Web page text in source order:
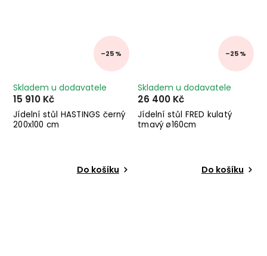
–25 %
Jídelní stůl HASTINGS černý
200x100 cm
Skladem u dodavatele
15 910 Kč
Do košíku
–25 %
Jídelní stůl FRED kulatý
tmavý ø160cm
Skladem u dodavatele
26 400 Kč
Do košíku